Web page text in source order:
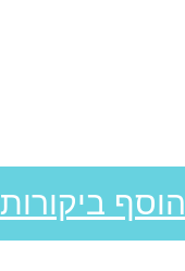
הוסף ביקורות